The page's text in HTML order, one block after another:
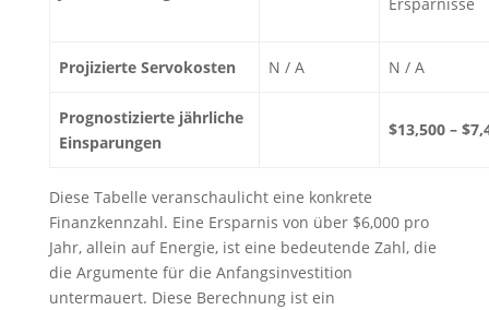
Ersparnisse
Projizierte Servokosten N / A N / A
Prognostizierte jährliche
Einsparungen
$13,500 –
Diese Tabelle veranschaulicht eine konkrete
Finanzkennzahl. Eine Ersparnis von über $6,000 pro
Jahr, allein auf Energie, ist eine bedeutende Zahl, die
die Argumente für die Anfangsinvestition
untermauert. Diese Berechnung ist ein